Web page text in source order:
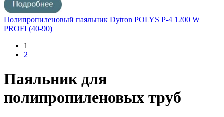
Полипропиленовый паяльник Dytron POLYS P-4 1200 W
PROFI (40-90)
1
2
Паяльник для
полипропиленовых труб